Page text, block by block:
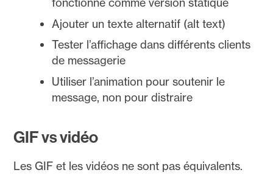
Ajouter un texte alternatif (alt text)
Tester l’affichage dans différents clients
de messagerie
Utiliser l’animation pour soutenir le
message, non pour distraire
GIF vs vidéo
Les GIF et les vidéos ne sont pas équivalents.